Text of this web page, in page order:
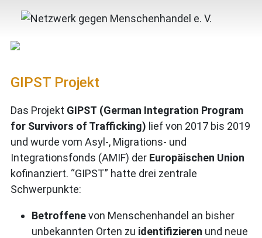
GIPST Projekt
Das Projekt GIPST (German Integration Program
for Survivors of Trafficking) lief von 2017 bis 2019
und wurde vom Asyl-, Migrations- und
Integrationsfonds (AMIF) der Europäischen Union
kofinanziert. “GIPST” hatte drei zentrale
Schwerpunkte:
Betroffenevon Menschenhandel an bisher
unbekannten Orten zu identifizieren und neue